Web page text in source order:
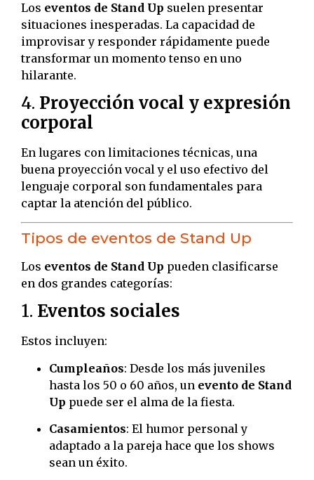
Los eventos de Stand Up suelen presentar
situaciones inesperadas. La capacidad de
improvisar y responder rápidamente puede
transformar un momento tenso en uno
hilarante.
4. Proyección vocal y expresión
corporal
En lugares con limitaciones técnicas, una
buena proyección vocal y el uso efectivo del
lenguaje corporal son fundamentales para
captar la atención del público.
Tipos de eventos de Stand Up
Los eventos de Stand Up pueden clasificarse
en dos grandes categorías:
1. Eventos sociales
Estos incluyen:
Cumpleaños: Desde los más juveniles
hasta los 50 o 60 años, un evento de Stand
Up puede ser el alma de la fiesta.
Casamientos: El humor personal y
adaptado a la pareja hace que los shows
sean un éxito.